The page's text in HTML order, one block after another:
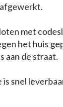
met
het huis
aan de straat.
snel